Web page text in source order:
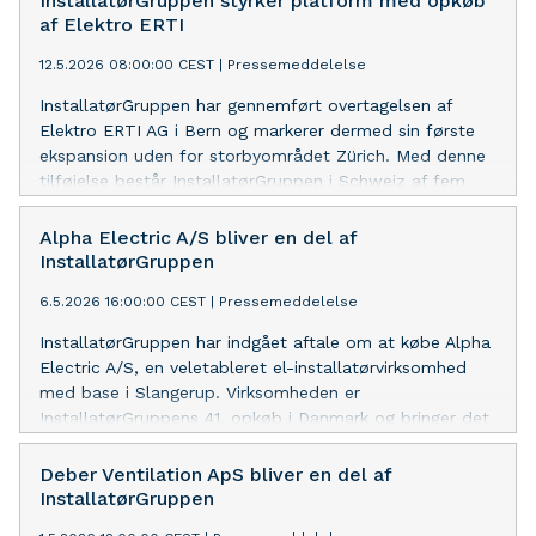
InstallatørGruppens "near-term", "long-term" og "net-
sig til at reducere sine absolutte scope 1 og 2
inden 2050, begge fra et 2024-basisår. Herudover
forpligter selskabet sig til at reducere scope 3
udledninger fra brug af solgte produkter med 25%
inden 2030 og 90% inden 2050, samt til at sikre, at
have videnskabeligt baserede drivhusgasreduktionsmål
inden 2030. InstallatørGruppen forpligter sig desuden til
at opnå net-zero drivhusgasudledninger på tværs af
CEO, InstallatørGrupp
af Elektro ERTI
12.5.2026 08:00:00 CEST Pressemeddelelse
InstallatørGruppen har gennemført overtagelsen af
Elektro ERTI AG i Bern og markerer dermed sin første
ekspansion uden for storbyområdet Zürich. Med denne
tilføjelse består InstallatørGruppen i Schweiz af fem
virksomheder, hvilket bringer det samlede antal
selskaber på tværs af Danmark og Schweiz op på 47.
Alpha Electric A/S bliver en del af
InstallatørGruppen
6.5.2026 16:00:00 CEST Pressemeddelelse
InstallatørGruppen har indgået aftale om at købe Alpha
Electric A/S, en veletableret el-installatørvirksomhed
med base i Slangerup. Virksomheden er
InstallatørGruppens 41. opkøb i Danmark og bringer det
samlede antal selskaber i Danmark og Schweiz op på
45.
Deber Ventilation ApS bliver en del af
InstallatørGruppen